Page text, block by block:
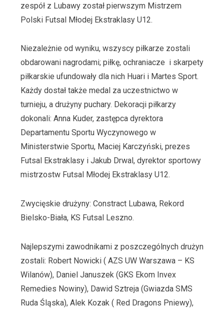
zespół z Lubawy został pierwszym Mistrzem
Polski Futsal Młodej Ekstraklasy U12.
Niezależnie od wyniku, wszyscy piłkarze zostali
obdarowani nagrodami; piłkę, ochraniacze i skarpety
piłkarskie ufundowały dla nich Huari i Martes Sport.
Każdy dostał także medal za uczestnictwo w
turnieju, a drużyny puchary. Dekoracji piłkarzy
dokonali: Anna Kuder, zastępca dyrektora
Departamentu Sportu Wyczynowego w
Ministerstwie Sportu, Maciej Karczyński, prezes
Futsal Ekstraklasy i Jakub Drwal, dyrektor sportowy
mistrzostw Futsal Młodej Ekstraklasy U12.
Zwycięskie drużyny: Constract Lubawa, Rekord
Bielsko-Biała, KS Futsal Leszno.
Najlepszymi zawodnikami z poszczególnych drużyn
zostali: Robert Nowicki ( AZS UW Warszawa – KS
Wilanów), Daniel Januszek (GKS Ekom Invex
Remedies Nowiny), Dawid Sztreja (Gwiazda SMS
Ruda Śląska), Alek Kozak ( Red Dragons Pniewy),